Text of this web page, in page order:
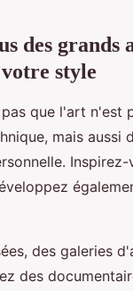
des grands
style
que l'art n'est
mais aussi
des galeries
des